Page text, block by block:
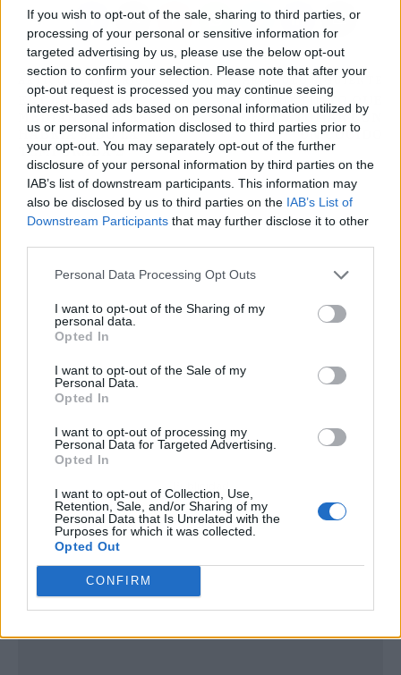
If you wish to opt-out of the sale, sharing to third parties, or
processing of your personal or sensitive information for
targeted advertising by us, please use the below opt-out
section to confirm your selection. Please note that after your
opt-out request is processed you may continue seeing
interest-based ads based on personal information utilized by
us or personal information disclosed to third parties prior to
your opt-out. You may separately opt-out of the further
disclosure of your personal information by third parties on the
IAB’s list of downstream participants. This information may
also be disclosed by us to third parties on the IAB’s List of
Downstream Participants that may further disclose it to other
Personal Data Processing Opt Outs
I want to opt-out of the Sharing of my
personal data.
Opted In
I want to opt-out of the Sale of my
Personal Data.
Opted In
I want to opt-out of processing my
Personal Data for Targeted Advertising.
Opted In
I want to opt-out of Collection, Use,
Retention, Sale, and/or Sharing of my
Personal Data that Is Unrelated with the
Purposes for which it was collected.
Opted Out
CONFIRM
ARTÍCULO ANTERIOR
EL CLUB DE LA
MEDIANOCHE: ASÍ
HABRÍA SIDO LA
TEMPORADA 2
ARTÍCULO SIGUIENTE
VINO TINTO QUE
PUEDES TOMAR CON
UN COCIDO